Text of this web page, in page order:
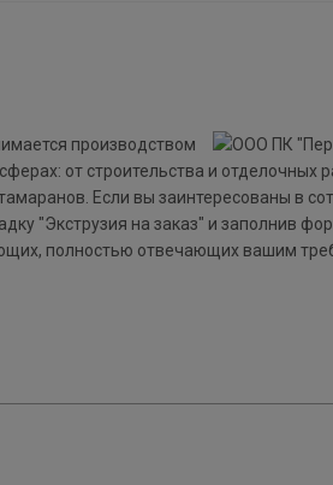
производством
от строительства и отделочных
Если вы заинтересованы в
"Экструзия на заказ" и заполнив
полностью отвечающих вашим